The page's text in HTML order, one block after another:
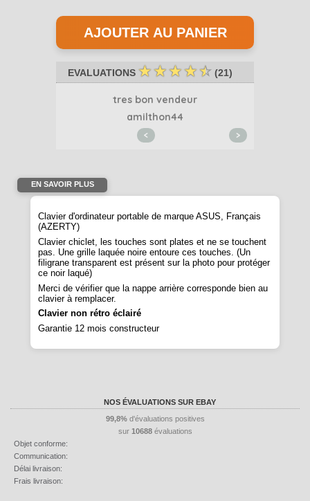
NOS ÉVALUATIONS SUR EBAY
99,8%d'évaluations positives
sur 10688évaluations
Objet conforme:
Communication:
Délai livraison:
Frais livraison:
EVALUATIONS ☆☆☆☆☆ (21)
tres bon vendeur
amilthon44
< >
EN SAVOIR PLUS
Clavier d'ordinateur portable de marque ASUS, Français
(AZERTY)
Clavier chiclet, les touches sont plates et ne se touchent
pas. Une grille laquée noire entoure ces touches. (Un
filigrane transparent est présent sur la photo pour protéger
ce noir laqué)
Merci de vérifier que la nappe arrière corresponde bien au
clavier à remplacer.
Clavier non rétro éclairé
Garantie 12 mois constructeur